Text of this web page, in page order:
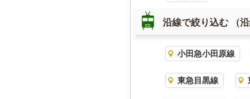
沿線で絞り込む （
小田急小田原線
東急目黒線